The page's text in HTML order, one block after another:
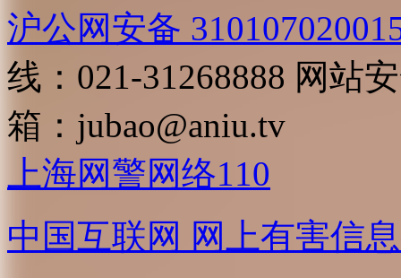
沪公网安备
线：021-31268888 网站
箱： jubao@aniu.tv
上海网警网络110
中国互联网 网上有害信